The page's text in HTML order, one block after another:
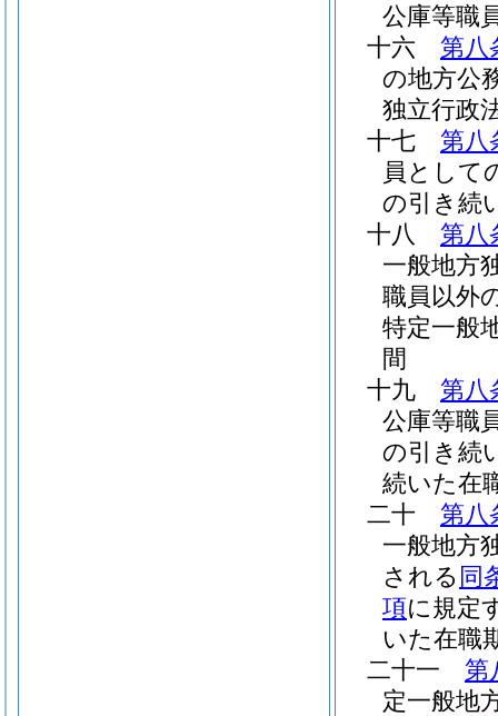
公庫等職
十六
第八
の地方公
独立行政
十七
第八
員として
の引き続
十八
第八
一般地方
職員以外
特定一般
間
十九
第八
公庫等職
の引き続
続いた在
二十
第八
一般地方
される 同
項に規定
いた在職
二十一
第
定一般地